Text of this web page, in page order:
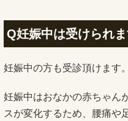
Q妊娠中は受けられま
妊娠中の方も受診頂けます。
妊娠中はおなかの赤ちゃん
スが変化するため、腰痛や